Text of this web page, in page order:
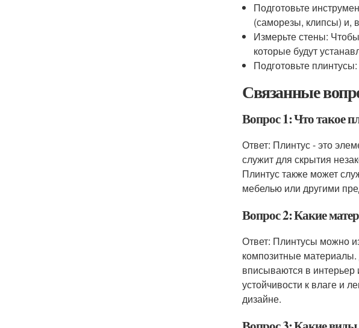
Подготовьте
(саморезы, клипсы) и,
Измерьте стены:
которые будут
Подготовьте
Связанные
Вопрос 1: Что такое
Ответ: Плинтус - это
служит для скрытия
Плинтус также может
мебелью или другими
Вопрос 2: Какие
Ответ: Плинтусы можно
композитные
вписываются в интерьер
устойчивости к влаге и
дизайне.